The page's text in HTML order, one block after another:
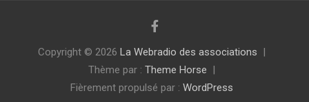
Copyright © 2026 La Webradio des associations
Thème par : Theme Horse
Fièrement propulsé par : WordPress